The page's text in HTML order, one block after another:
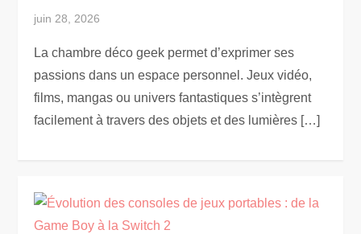
juin 28, 2026
La chambre déco geek permet d’exprimer ses
passions dans un espace personnel. Jeux vidéo,
films, mangas ou univers fantastiques s’intègrent
facilement à travers des objets et des lumières […]